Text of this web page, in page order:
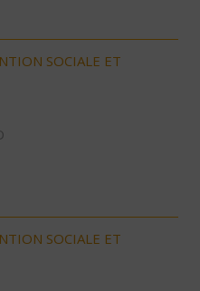
SOCIALE ET
SOCIALE ET